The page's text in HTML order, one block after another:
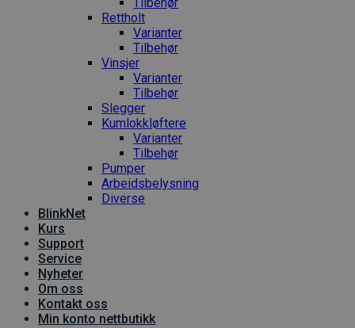
Tilbehør
Rettholt
Varianter
Tilbehør
Vinsjer
Varianter
Tilbehør
Slegger
Kumlokkløftere
Varianter
Tilbehør
Pumper
Arbeidsbelysning
Diverse
BlinkNet
Kurs
Support
Service
Nyheter
Om oss
Kontakt oss
Min konto nettbutikk